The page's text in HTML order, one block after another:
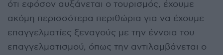
ότι εφόσον αυξάνεται ο τουρισμός, έχουμε
ακόμη περισσότερα περιθώρια για να έχουμε
επαγγελματίες ξεναγούς με την έννοια του
επαγγελματισμού, όπως την αντιλαμβάνεται ο